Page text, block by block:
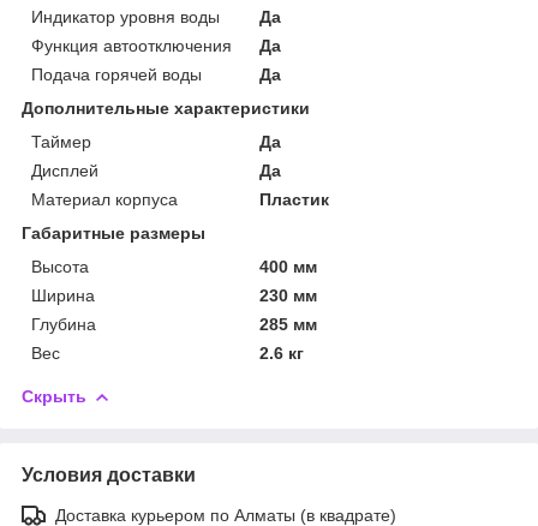
Индикатор уровня воды
Да
Функция автоотключения
Да
Подача горячей воды
Да
Дополнительные характеристики
Таймер
Да
Дисплей
Да
Материал корпуса
Пластик
Габаритные размеры
Высота
400 мм
Ширина
230 мм
Глубина
285 мм
Вес
2.6 кг
Скрыть
Условия доставки
Доставка курьером по Алматы (в квадрате)